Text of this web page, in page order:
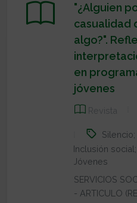
"¿Alguien
casualidad
algo?".
en
jóvenes
Revista
Inclusión
Jóvenes
SERVICIOS
- ARTICULO